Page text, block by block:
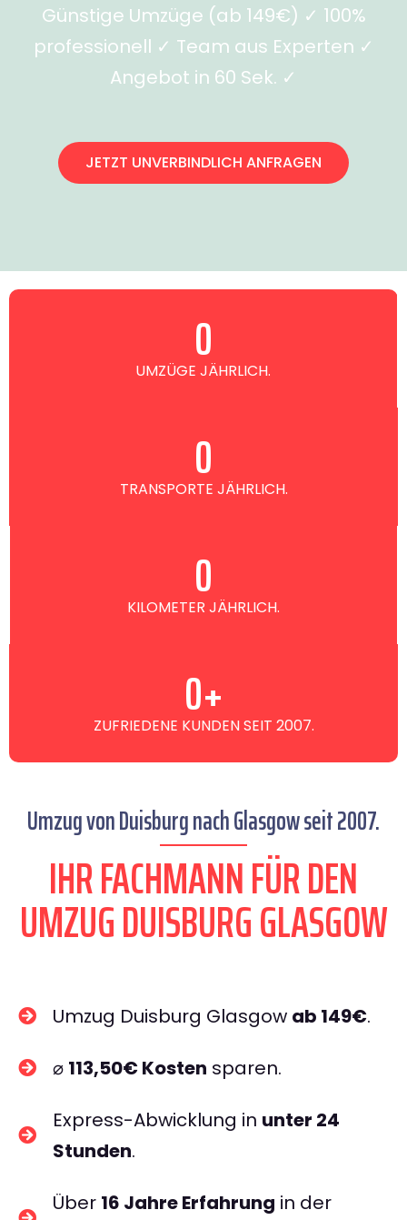
Günstige Umzüge (ab 149€) ✓ 100%
professionell ✓ Team aus Experten ✓
Angebot in 60 Sek. ✓
JETZT UNVERBINDLICH ANFRAGEN
UMZÜGE JÄHRLICH.
0
TRANSPORTE JÄHRLICH.
0
KILOMETER JÄHRLICH.
0
ZUFRIEDENE KUNDEN SEIT 2007.
0+
Umzug von Duisburg nach Glasgow seit 2007.
IHR FACHMANN FÜR DEN
UMZUG DUISBURG GLASGOW
Umzug Duisburg Glasgow ab 149€.
⌀ 113,50€ Kosten sparen.
Express-Abwicklung in unter 24
Stunden.
Über 16 Jahre Erfahrung in der